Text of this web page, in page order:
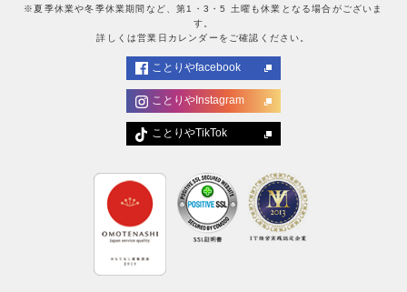
※夏季休業や冬季休業期間など、第1・3・5 土曜も休業となる場合がございま
す。
詳しくは営業日カレンダーをご確認ください。
ことりやfacebook
ことりやInstagram
ことりやTikTok